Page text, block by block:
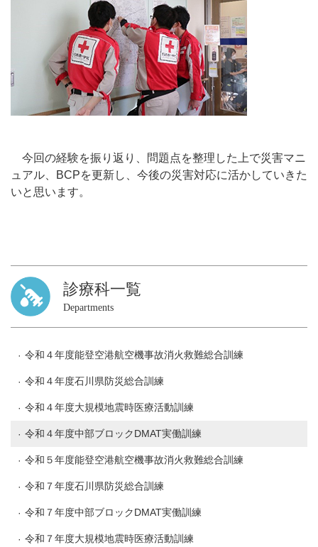
診療科一覧
Departments
令和４年度能登空港航空機事故消火救難総合訓練
令和４年度石川県防災総合訓練
令和４年度大規模地震時医療活動訓練
令和４年度中部ブロックDMAT実働訓練
令和５年度能登空港航空機事故消火救難総合訓練
令和７年度石川県防災総合訓練
令和７年度中部ブロックDMAT実働訓練
令和７年度大規模地震時医療活動訓練
今回の経験を振り返り、問題点を整理した上で災害マニ
ュアル、BCPを更新し、今後の災害対応に活かしていきた
いと思います。